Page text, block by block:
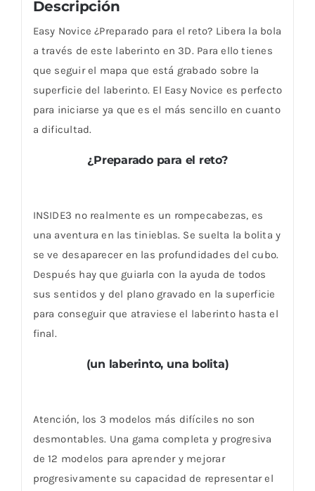
Descripción
Easy Novice ¿Preparado para el reto? Libera la bola
a través de este laberinto en 3D. Para ello tienes
que seguir el mapa que está grabado sobre la
superficie del laberinto. El Easy Novice es perfecto
para iniciarse ya que es el más sencillo en cuanto
a dificultad.
¿Preparado para el reto?
INSIDE3 no realmente es un rompecabezas, es
una aventura en las tinieblas. Se suelta la bolita y
se ve desaparecer en las profundidades del cubo.
Después hay que guiarla con la ayuda de todos
sus sentidos y del plano gravado en la superficie
para conseguir que atraviese el laberinto hasta el
final.
(un laberinto, una bolita)
Atención, los 3 modelos más difíciles no son
desmontables. Una gama completa y progresiva
de 12 modelos para aprender y mejorar
progresivamente su capacidad de representar el